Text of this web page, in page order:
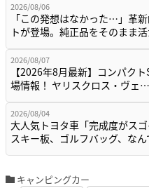
2026/08/06
「この発想はなかった…」革
トが登場。純正品をそのまま
2026/08/07
【2026年8月最新】コンパク
場情報！ ヤリスクロス・ヴェ…
2026/08/04
大人気トヨタ車「完成度がス
スキー板、ゴルフバッグ、な
キャンピングカー